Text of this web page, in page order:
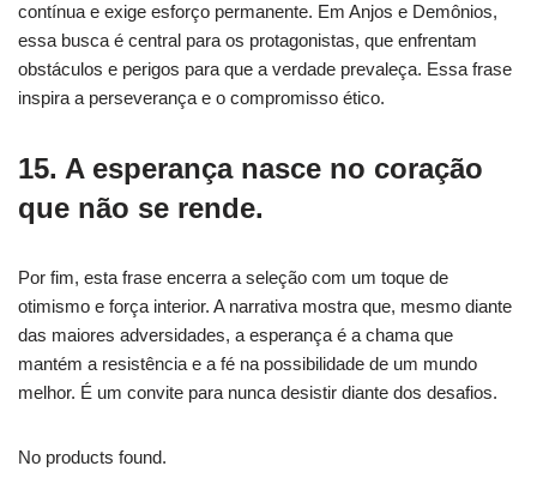
contínua e exige esforço permanente. Em Anjos e Demônios,
essa busca é central para os protagonistas, que enfrentam
obstáculos e perigos para que a verdade prevaleça. Essa frase
inspira a perseverança e o compromisso ético.
15. A esperança nasce no coração
que não se rende.
Por fim, esta frase encerra a seleção com um toque de
otimismo e força interior. A narrativa mostra que, mesmo diante
das maiores adversidades, a esperança é a chama que
mantém a resistência e a fé na possibilidade de um mundo
melhor. É um convite para nunca desistir diante dos desafios.
No products found.